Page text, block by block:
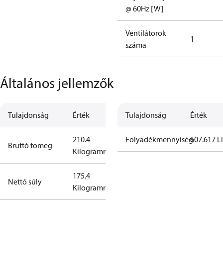
@ 60Hz [W]
Ventilátorok
száma
1
Általános jellemzők
Tulajdonság Érték
Bruttó tömeg
210.4
Kilogramm
Nettó súly
175.4
Kilogramm
Tulajdonság Érték
Folyadékmennyiség607.617